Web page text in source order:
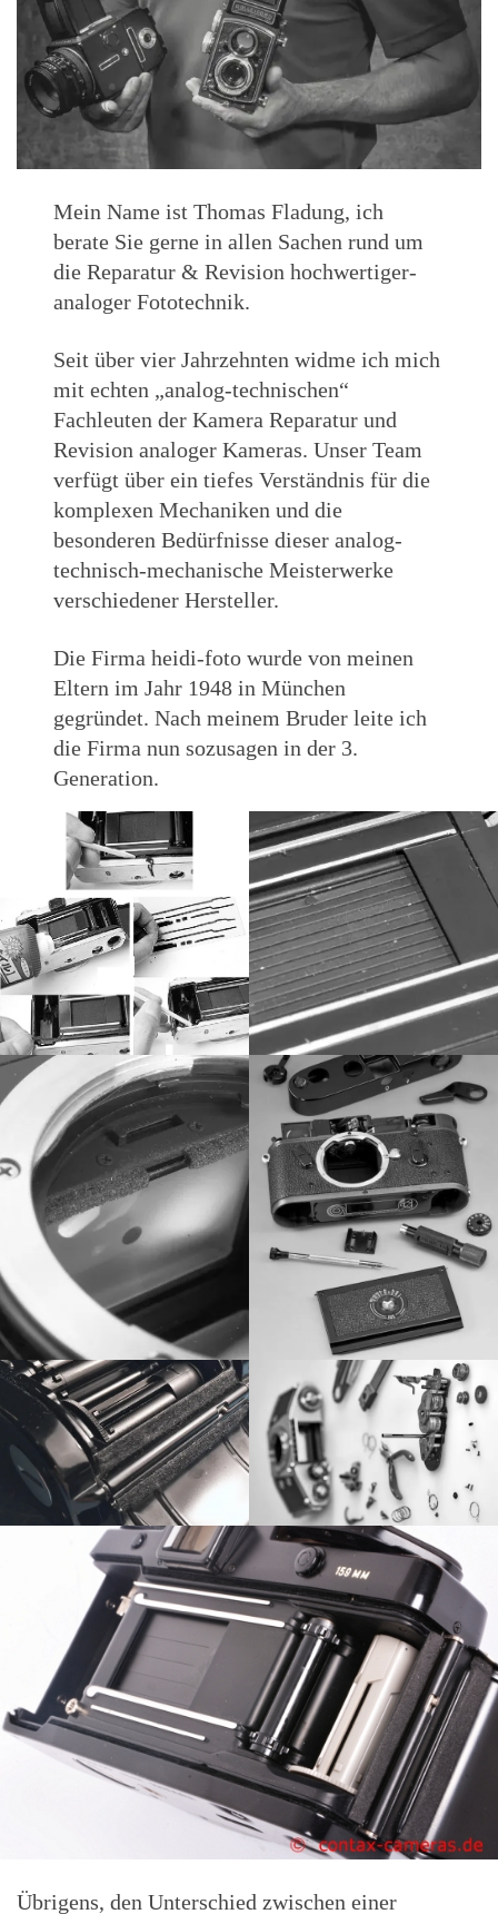
Mein Name ist Thomas Fladung, ich
berate Sie gerne in allen Sachen rund um
die Reparatur & Revision hochwertiger-
analoger Fototechnik.
Seit über vier Jahrzehnten widme ich mich
mit echten „analog-technischen“
Fachleuten der Kamera Reparatur und
Revision analoger Kameras. Unser Team
verfügt über ein tiefes Verständnis für die
komplexen Mechaniken und die
besonderen Bedürfnisse dieser analog-
technisch-mechanische Meisterwerke
verschiedener Hersteller.
Die Firma heidi-foto wurde von meinen
Eltern im Jahr 1948 in München
gegründet. Nach meinem Bruder leite ich
die Firma nun sozusagen in der 3.
Generation.
Übrigens, den Unterschied zwischen einer